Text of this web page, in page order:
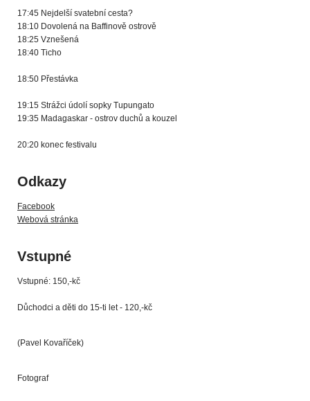
17:45 Nejdelší svatební cesta?
18:10 Dovolená na Baffinově ostrově
18:25 Vznešená
18:40 Ticho
18:50 Přestávka
19:15 Strážci údolí sopky Tupungato
19:35 Madagaskar - ostrov duchů a kouzel
20:20 konec festivalu
Odkazy
Facebook
Webová stránka
Vstupné
Vstupné: 150,-kč
Důchodci a děti do 15-ti let - 120,-kč
(Pavel Kovaříček)
Fotograf